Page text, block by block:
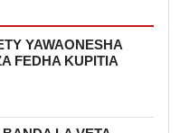
YAWAONESHA
FEDHA KUPITIA